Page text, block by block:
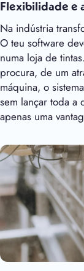
Flexibilidade e
Na indústria
O teu software
numa loja de
procura, de um
máquina, o
sem lançar toda a
apenas uma